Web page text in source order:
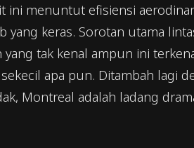
menuntut efisiensi
keras. Sorotan utama
tak kenal ampun ini
apa pun. Ditambah lagi
Montreal adalah ladang